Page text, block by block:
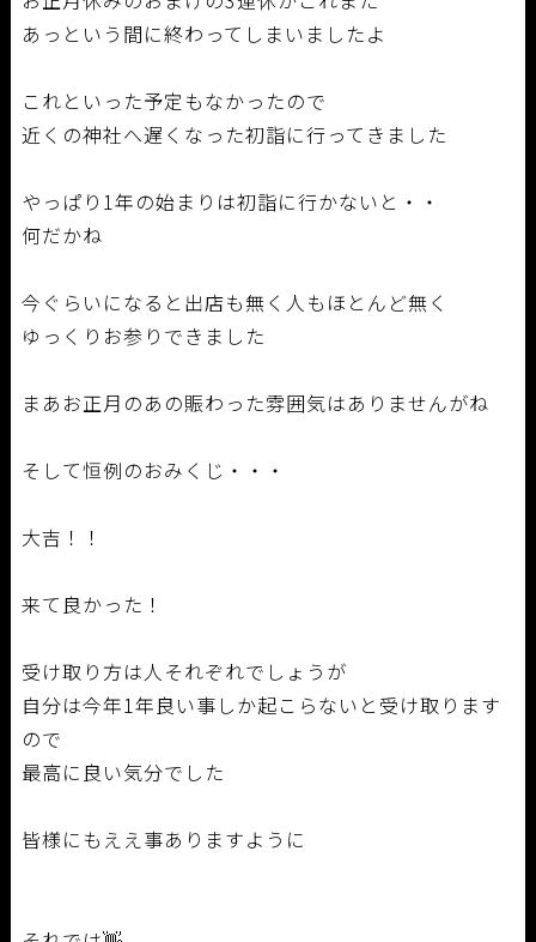
あっという間に終わってしまいましたよ
これといった予定もなかったので
近くの神社へ遅くなった初詣に行ってきました
やっぱり1年の始まりは初詣に行かないと・・
何だかね
今ぐらいになると出店も無く人もほとんど無く
ゆっくりお参りできました
まあお正月のあの賑わった雰囲気はありませんがね
そして恒例のおみくじ・・・
大吉！！
来て良かった！
受け取り方は人それぞれでしょうが
自分は今年1年良い事しか起こらないと受け取ります
ので
最高に良い気分でした
皆様にもええ事ありますように